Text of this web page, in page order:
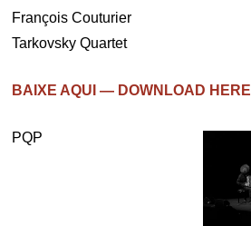
François Couturier
Tarkovsky Quartet
BAIXE AQUI — DOWNLOAD HERE
PQP